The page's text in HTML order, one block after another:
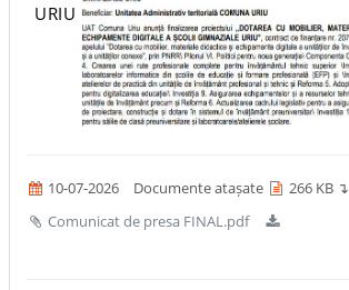
URIU
10-07-2026 Documente atașate
266 KB ↴
Comunicat de presa FINAL.pdf